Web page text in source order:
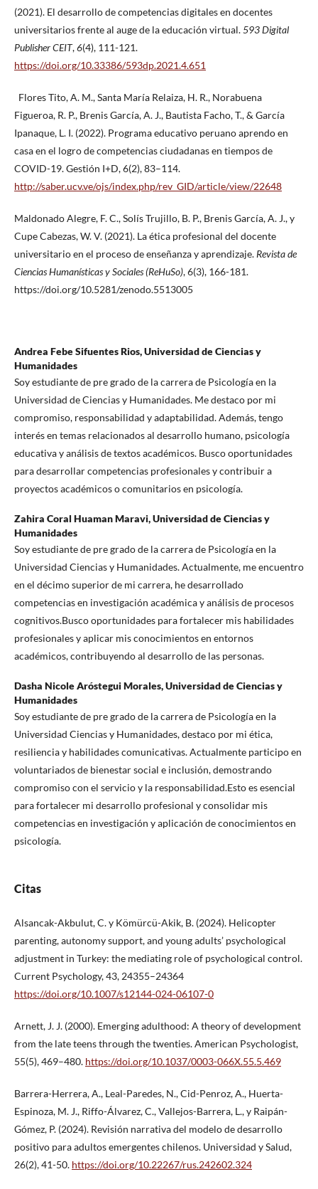
(2021). El desarrollo de competencias digitales en docentes
universitarios frente al auge de la educación virtual.593 Digital
Publisher CEIT,6(4), 111-121.
https://doi.org/10.33386/593dp.2021.4.651
Flores Tito, A. M., Santa María Relaiza, H. R., Norabuena
Figueroa, R. P., Brenis García, A. J., Bautista Facho, T., & García
Ipanaque, L. I. (2022). Programa educativo peruano aprendo en
casa en el logro de competencias ciudadanas en tiempos de
COVID-19. Gestión I+D, 6(2), 83–114.
http://saber.ucv.ve/ojs/index.php/rev_GID/article/view/22648
Maldonado Alegre, F. C., Solís Trujillo, B. P., Brenis García, A. J., y
Cupe Cabezas, W. V. (2021). La ética profesional del docente
universitario en el proceso de enseñanza y aprendizaje. Revista de
Ciencias Humanísticas y Sociales (ReHuSo), 6(3), 166-181.
https://doi.org/10.5281/zenodo.5513005
Andrea Febe Sifuentes Rios,Universidad de Ciencias y
Humanidades
Soy estudiante de pre grado de la carrera de Psicología en la
Universidad de Ciencias y Humanidades. Me destaco por mi
compromiso, responsabilidad y adaptabilidad. Además, tengo
interés en temas relacionados al desarrollo humano, psicología
educativa y análisis de textos académicos. Busco oportunidades
para desarrollar competencias profesionales y contribuir a
proyectos académicos o comunitarios en psicología.
Zahira Coral Huaman Maravi,Universidad de Ciencias y
Humanidades
Soy estudiante de pre grado de la carrera de Psicología en la
Universidad Ciencias y Humanidades. Actualmente, me encuentro
en el décimo superior de mi carrera, he desarrollado
competencias en investigación académica y análisis de procesos
cognitivos.Busco oportunidades para fortalecer mis habilidades
profesionales y aplicar mis conocimientos en entornos
académicos, contribuyendo al desarrollo de las personas.
Dasha Nicole Aróstegui Morales,Universidad de Ciencias y
Humanidades
Soy estudiante de pre grado de la carrera de Psicología en la
Universidad Ciencias y Humanidades, destaco por mi ética,
resiliencia y habilidades comunicativas. Actualmente participo en
voluntariados de bienestar social e inclusión, demostrando
compromiso con el servicio y la responsabilidad.Esto es esencial
para fortalecer mi desarrollo profesional y consolidar mis
competencias en investigación y aplicación de conocimientos en
psicología.
Citas
Alsancak-Akbulut, C. y Kömürcü-Akik, B. (2024). Helicopter
parenting, autonomy support, and young adults’ psychological
adjustment in Turkey: the mediating role of psychological control.
Current Psychology, 43, 24355–24364
https://doi.org/10.1007/s12144-024-06107-0
Arnett, J. J. (2000). Emerging adulthood: A theory of development
from the late teens through the twenties. American Psychologist,
55(5), 469–480. https://doi.org/10.1037/0003-066X.55.5.469
Barrera-Herrera, A., Leal-Paredes, N., Cid-Penroz, A., Huerta-
Espinoza, M. J., Riffo-Álvarez, C., Vallejos-Barrera, L., y Raipán-
Gómez, P. (2024). Revisión narrativa del modelo de desarrollo
positivo para adultos emergentes chilenos. Universidad y Salud,
26(2), 41-50. https://doi.org/10.22267/rus.242602.324